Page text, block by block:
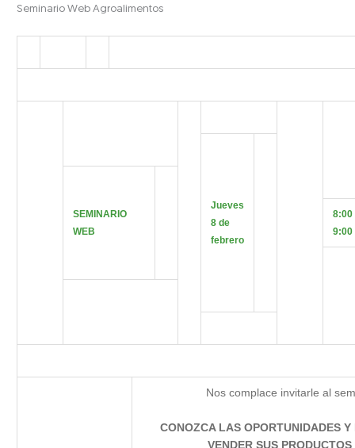
Seminario Web Agroalimentos
Jueves
8 de
febrero
SEMINARIO
WEB
8:00
9:00
Nos complace invitarle al
CONOZCA LAS OPORTUNIDADES Y
VENDER SUS